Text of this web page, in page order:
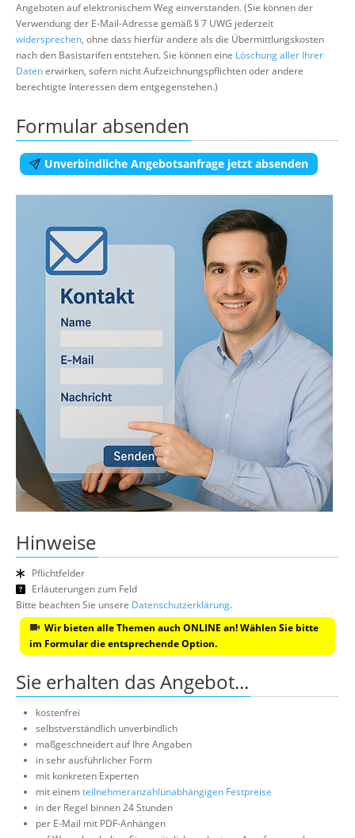
Angeboten auf elektronischem Weg einverstanden. (Sie können der
Verwendung der E-Mail-Adresse gemäß § 7 UWG jederzeit
widersprechen, ohne dass hierfür andere als die Übermittlungskosten
nach den Basistarifen entstehen. Sie können eine Löschung aller Ihrer
Datenerwirken, sofern nicht Aufzeichnungspflichten oder andere
berechtigte Interessen dem entgegenstehen.)
Formular absenden
Unverbindliche Angebotsanfrage jetzt absenden
Hinweise
Pflichtfelder
Erläuterungen zum Feld
Bitte beachten Sie unsere Datenschutzerklärung.
Wir bieten alle Themen auch ONLINE an! Wählen Sie bitte
im Formular die entsprechende Option.
Sie erhalten das Angebot...
kostenfrei
selbstverständlich unverbindlich
maßgeschneidert auf Ihre Angaben
in sehr ausführlicher Form
mit konkreten Experten
mit einemteilnehmeranzahlunabhängigen Festpreise
in der Regel binnen 24 Stunden
per E-Mail mit PDF-Anhängen